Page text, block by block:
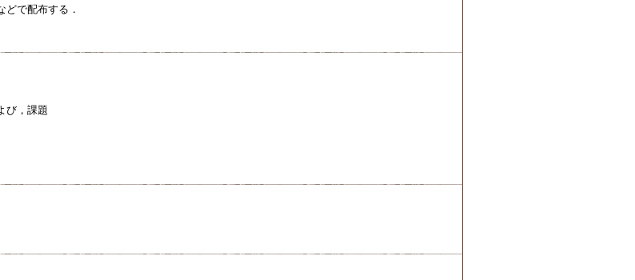
どで配布する．
び，課題